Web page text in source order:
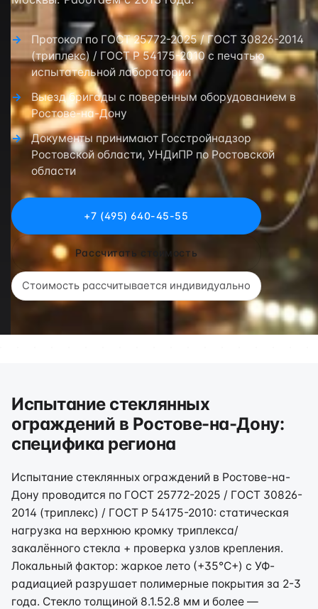
Протокол по ГОСТ 25772-2025 / ГОСТ 30826-2014
(триплекс) / ГОСТ Р 54175-2010 с печатью
испытательной лаборатории
Выезд бригады с поверенным оборудованием в
Ростове-на-Дону
Документы принимают Госстройнадзор
Ростовской области, УНДиПР по Ростовской
области
+7 (495) 640-45-55
Рассчитать стоимость
Стоимость рассчитывается индивидуально
Испытание стеклянных
ограждений в Ростове-на-Дону:
специфика региона
Испытание стеклянных ограждений в Ростове-на-
Дону проводится по ГОСТ 25772-2025 / ГОСТ 30826-
2014 (триплекс) / ГОСТ Р 54175-2010: статическая
нагрузка на верхнюю кромку триплекса/
закалённого стекла + проверка узлов крепления.
Локальный фактор: жаркое лето (+35°C+) с УФ-
радиацией разрушает полимерные покрытия за 2-3
года. Стекло толщиной 8.1.52.8 мм и более —